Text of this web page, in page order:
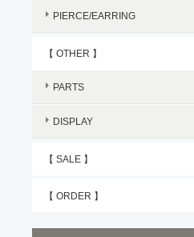
PIERCE/EARRING
【 OTHER 】
PARTS
DISPLAY
【 SALE 】
【 ORDER 】